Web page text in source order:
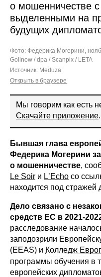
о мошенничестве
выделенными на
будущих
Фото: Федерика Могерини,
Gollnow / dpa / Scanpix / LETA
Источник: Meduza
Открыть в браузере
Мы говорим как есть
Скачайте приложение.
Бывшая глава
Федерика Могерини
о мошенничестве,
Le Soir и LʼEcho со
находится под стражей
Дело связано с
средств ЕС в 2021-
расследование
заподозрили
(EEAS) и Колледж
программы обучения в
европейских